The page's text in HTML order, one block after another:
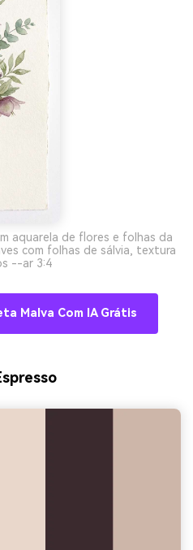
aquarela de flores e folhas da
com folhas de sálvia, textura
--ar 3:4
Malva Com IA Grátis